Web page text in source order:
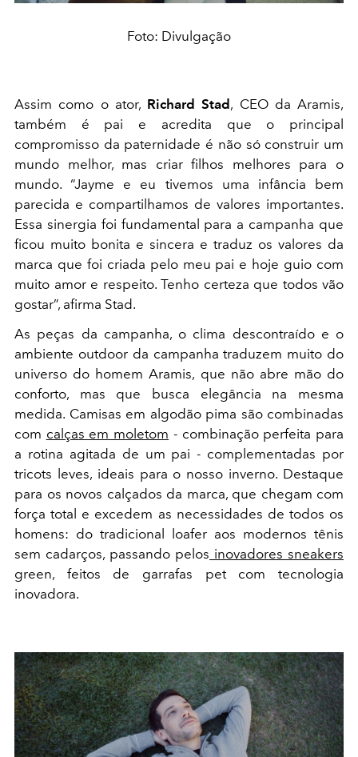
Foto: Divulgação
Assim como o ator, Richard Stad , CEO da Aramis,
também é pai e acredita que o principal
compromisso da paternidade é não só construir um
mundo melhor, mas criar filhos melhores para o
mundo. “Jayme e eu tivemos uma infância bem
parecida e compartilhamos de valores importantes.
Essa sinergia foi fundamental para a campanha que
ficou muito bonita e sincera e traduz os valores da
marca que foi criada pelo meu pai e hoje guio com
muito amor e respeito. Tenho certeza que todos vão
gostar”, afirma Stad.
As peças da campanha, o clima descontraído e o
ambiente outdoor da campanha traduzem muito do
universo do homem Aramis, que não abre mão do
conforto, mas que busca elegância na mesma
medida. Camisas em algodão pima são combinadas
com calças em moletom - combinação perfeita para
a rotina agitada de um pai - complementadas por
tricots leves, ideais para o nosso inverno. Destaque
para os novos calçados da marca, que chegam com
força total e excedem as necessidades de todos os
homens: do tradicional loafer aos modernos tênis
sem cadarços, passando pelos inovadores sneakers
green, feitos de garrafas pet com tecnologia
inovadora.